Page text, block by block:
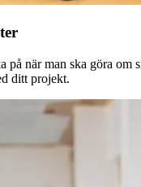
på när man ska göra om
ditt projekt.